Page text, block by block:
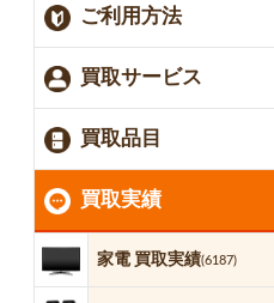
ご利用方法
買取サービス
買取品目
買取実績
家電 買取実績(6187)